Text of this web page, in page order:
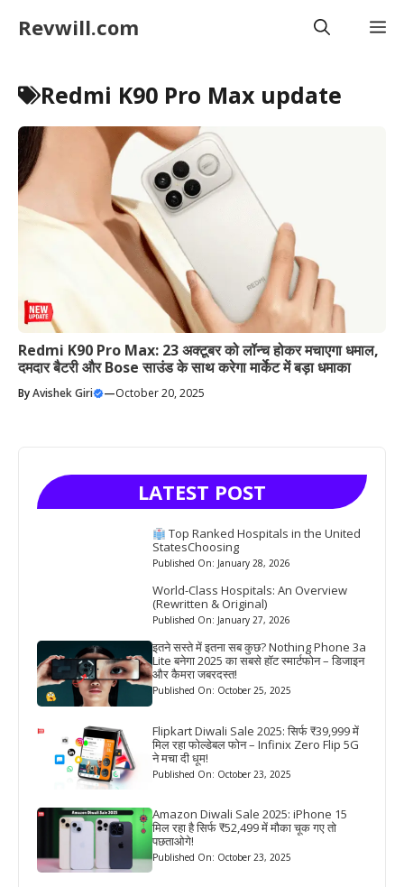
Revwill.com
Redmi K90 Pro Max update
Redmi K90 Pro Max: 23 अक्टूबर को लॉन्च होकर मचाएगा धमाल,
दमदार बैटरी और Bose साउंड के साथ करेगा मार्केट में बड़ा धमाका
ByAvishek Giri —October 20, 2025
LATEST POST
Top Ranked Hospitals in the United
StatesChoosing
Published On: January 28, 2026
World-Class Hospitals: An Overview
(Rewritten & Original)
Published On: January 27, 2026
इतने सस्ते में इतना सब कुछ? Nothing Phone 3a
Lite बनेगा 2025 का सबसे हॉट स्मार्टफोन – डिजाइन
और कैमरा जबरदस्त!
Published On: October 25, 2025
Flipkart Diwali Sale 2025: सिर्फ ₹39,999 में
मिल रहा फोल्डेबल फोन – Infinix Zero Flip 5G
ने मचा दी धूम!
Published On: October 23, 2025
Amazon Diwali Sale 2025: iPhone 15
मिल रहा है सिर्फ ₹52,499 में मौका चूक गए तो
पछताओगे!
Published On: October 23, 2025